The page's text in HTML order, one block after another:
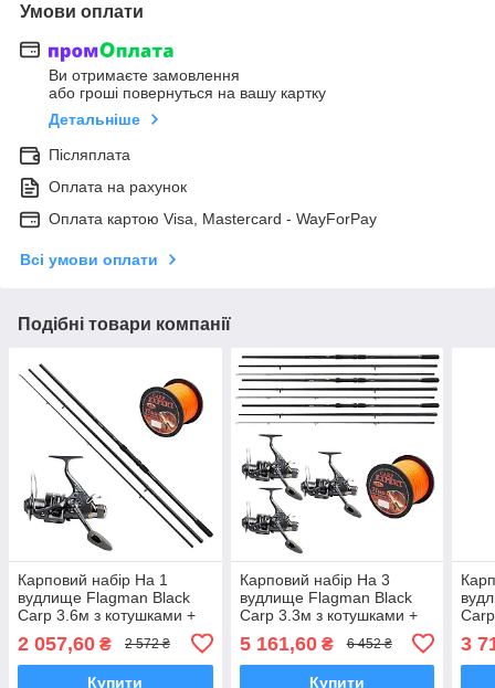
Умови оплати
Ви отримаєте замовлення
або гроші повернуться на вашу картку
Детальніше
Післяплата
Оплата на рахунок
Оплата картою Visa, Mastercard - WayForPay
Всі умови оплати
Подібні товари компанії
Карповий набір На 1
вудлище Flagman Black
Carp 3.6м з котушками +
2 057,60 ₴ 2 572 ₴
Купити
Карповий набір На 3
вудлище Flagman Black
Carp 3.3м з котушками +
5 161,60₴ 6 452 ₴
Купити
3